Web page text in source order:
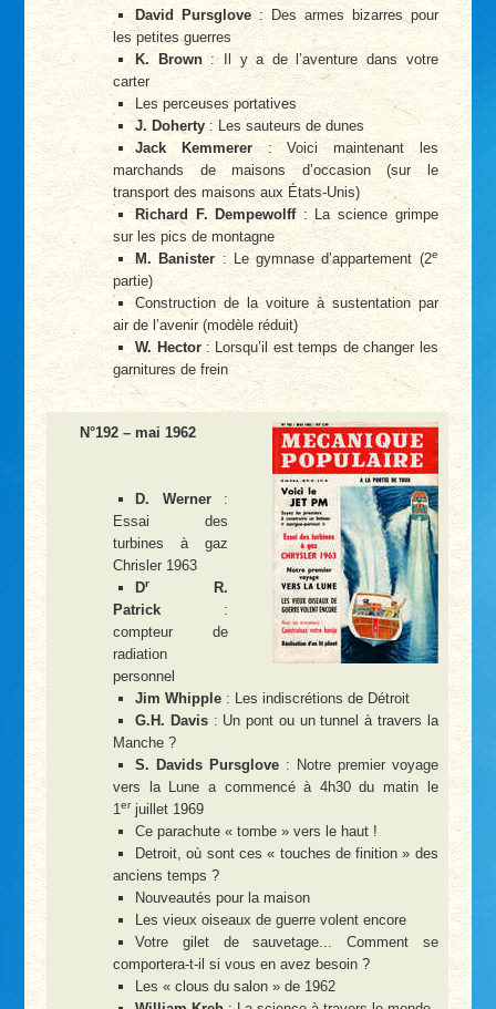
David Pursglove : Des armes bizarres pour
les petites guerres
K. Brown: Il y a de l’aventure dans votre
carter
Les perceuses portatives
J. Doherty: Les sauteurs de dunes
Jack Kemmerer: Voici maintenant les
marchands de maisons d’occasion (sur le
transport des maisons aux États-Unis)
Richard F. Dempewolff: La science grimpe
sur les pics de montagne
M. Banister : Le gymnase d’appartement (2e
partie)
Construction de la voiture à sustentation par
air de l’avenir (modèle réduit)
W. Hector: Lorsqu’il est temps de changer les
garnitures de frein
N°192 – mai 1962
D. Werner:
Essai des
turbines à gaz
Chrisler 1963
Dr
R.
Patrick :
compteur de
radiation
personnel
Jim Whipple : Les indiscrétions de Détroit
G.H. Davis: Un pont ou un tunnel à travers la
Manche ?
S. Davids Pursglove: Notre premier voyage
vers la Lune a commencé à 4h30 du matin le
1erjuillet 1969
Ce parachute « tombe » vers le haut !
Detroit, où sont ces « touches de finition » des
anciens temps ?
Nouveautés pour la maison
Les vieux oiseaux de guerre volent encore
Votre gilet de sauvetage... Comment se
comportera-t-il si vous en avez besoin ?
Les « clous du salon » de 1962